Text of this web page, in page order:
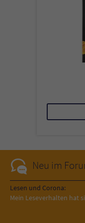
Neu im
Lesen und Corona:
Mein Leseverhalten hat